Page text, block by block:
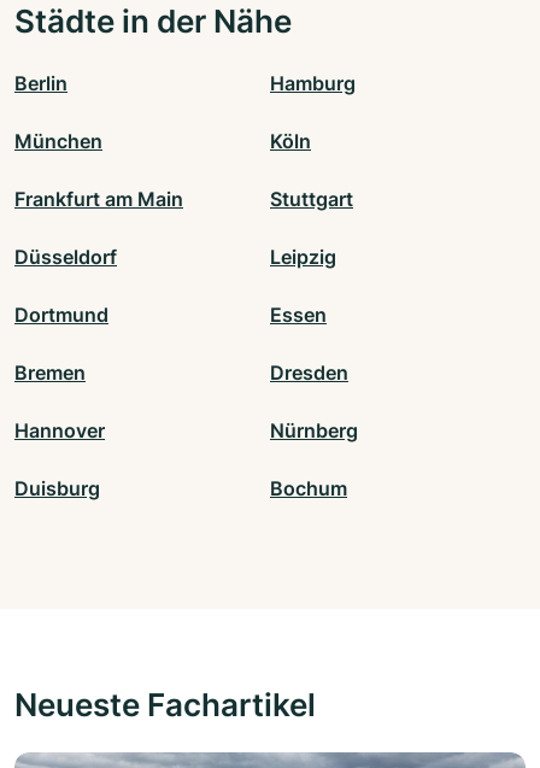
Städte in der Nähe
Berlin Hamburg
München Köln
Frankfurt am Main Stuttgart
Düsseldorf Leipzig
Dortmund Essen
Bremen Dresden
Hannover Nürnberg
Duisburg Bochum
Neueste Fachartikel